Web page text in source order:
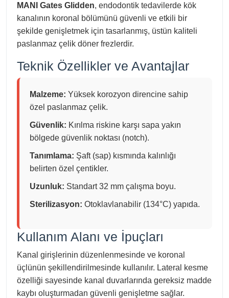
MANI Gates Glidden, endodontik tedavilerde kök
kanalının koronal bölümünü güvenli ve etkili bir
şekilde genişletmek için tasarlanmış, üstün kaliteli
paslanmaz çelik döner frezlerdir.
Teknik Özellikler ve Avantajlar
Malzeme: Yüksek korozyon direncine sahip
özel paslanmaz çelik.
Güvenlik: Kırılma riskine karşı sapa yakın
bölgede güvenlik noktası (notch).
Tanımlama: Şaft (sap) kısmında kalınlığı
belirten özel çentikler.
Uzunluk: Standart 32 mm çalışma boyu.
Sterilizasyon: Otoklavlanabilir (134°C) yapıda.
Kullanım Alanı ve İpuçları
Kanal girişlerinin düzenlenmesinde ve koronal
üçlünün şekillendirilmesinde kullanılır. Lateral kesme
özelliği sayesinde kanal duvarlarında gereksiz madde
kaybı oluşturmadan güvenli genişletme sağlar.